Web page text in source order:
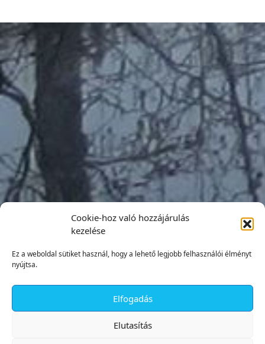
Cookie-hoz való hozzájárulás
kezelése
Ez a weboldal sütiket használ, hogy a lehető legjobb felhasználói élményt
nyújtsa.
Elfogadás
Elutasítás
✕